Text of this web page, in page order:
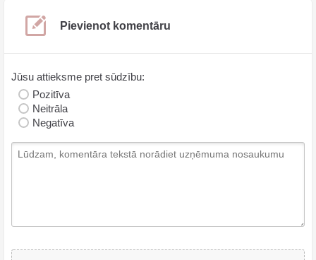
Pievienot komentāru
Jūsu attieksme pret sūdzību:
Pozitīva
Neitrāla
Negatīva